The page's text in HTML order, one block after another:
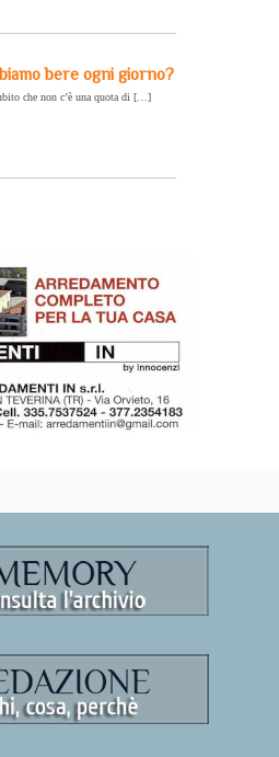
bere ogni giorno?
che non c’è una quota di […]